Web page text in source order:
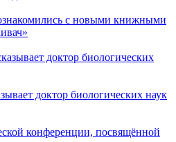
с новыми книжными
доктор биологических наук